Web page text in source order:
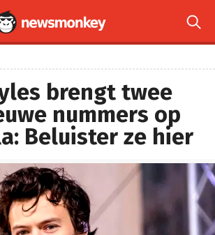

brengt twee
nummers op
Beluister ze hier